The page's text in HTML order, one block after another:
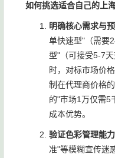
如何挑选适合自己的上
明确核心需求与
单快速型"（需要
型"（可接受5-7
时，对标市场价
制在代理商价格
的"市场1万仅需5
成本优势。
验证色彩管理能
准"等模糊宣传迷